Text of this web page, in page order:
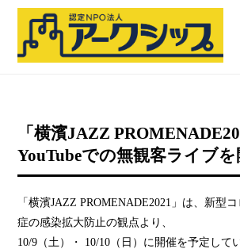
「横濱JAZZ
YouTubeでの無観客ライブ
「横濱JAZZ PROMENADE2021」は、新型
症の感染拡大防止の観点より、
10/9（土）・ 10/10（日）に開催を予定して